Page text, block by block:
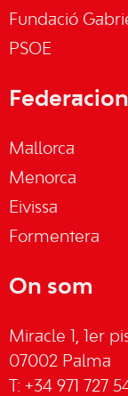
Fundació
PSOE
Mallorca
Menorca
Eivissa
Formentera
On som
Miracle 1, 1er
07002 Palma
T: +34 971 727